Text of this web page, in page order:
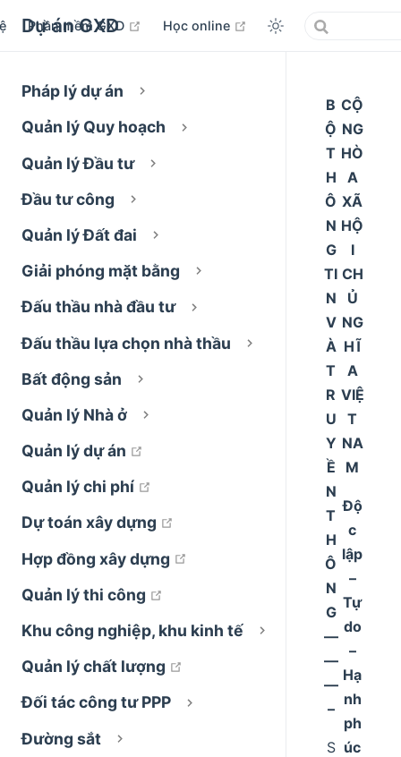
Dự án GXD
Phần mềm GXD open in new window
Học online open in new window
Pháp lý dự án
Quản lý Quy hoạch
Quản lý Đầu tư
Đầu tư công
Quản lý Đất đai
Giải phóng mặt bằng
Đấu thầu nhà đầu tư
Đấu thầu lựa chọn nhà thầu
Bất động sản
Quản lý Nhà ở
Quản lý dự án
Quản lý chi phí
Dự toán xây dựng
open in new window
Hợp đồng xây dựng
open in new window
Quản lý thi công
Khu công nghiệp, khu kinh tế
Quản lý chất lượng
open in new window
Đối tác công tư PPP
Đường sắt
B
Ộ
T
H
Ô
N
G
TI
N
V
À
T
R
U
Y
Ề
N
T
H
Ô
N
G
––
––
––
–
S
CỘ
NG
HÒ
A
XÃ
HỘ
I
CH
Ủ
NG
HĨ
A
VIỆ
T
NA
M
Độ
c
lập
–
Tự
do
–
Hạ
nh
ph
úc